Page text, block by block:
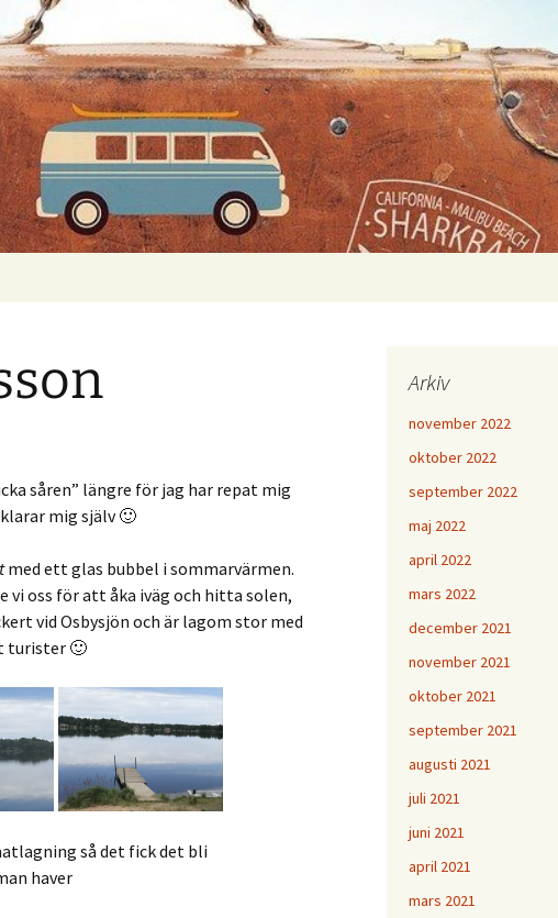
såren” längre för jag har repat mig
mig själv 🙂
med ett glas bubbel i sommarvärmen.
vi oss för att åka iväg och hitta solen,
vid Osbysjön och är lagom stor med
turister 🙂
så det fick det bli
haver
Arkiv
november 2022
oktober 2022
september 2022
maj 2022
april 2022
mars 2022
december 2021
november 2021
oktober 2021
september 2021
augusti 2021
juli 2021
juni 2021
april 2021
mars 2021